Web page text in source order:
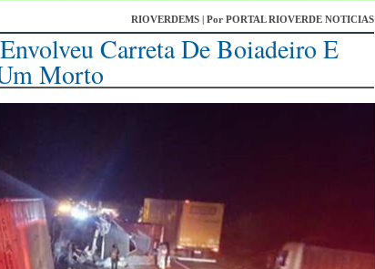
RIOVERDEMS | Por PORTAL RIOVERDE NOTICIAS
Carreta De Boiadeiro E
Morto